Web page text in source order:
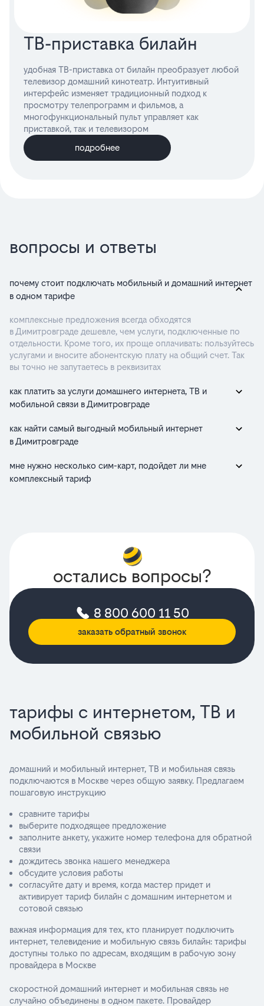
ТВ-приставка билайн
удобная ТВ-приставка от билайн преобразует любой
телевизор домашний кинотеатр. Интуитивный
интерфейс изменяет традиционный подход к
просмотру телепрограмм и фильмов, а
многофункциональный пульт управляет как
приставкой, так и телевизором
подробнее
вопросы и ответы
почему стоит подключать мобильный и домашний интернет
в одном тарифе
комплексные предложения всегда обходятся
в Димитровграде дешевле, чем услуги, подключенные по
отдельности. Кроме того, их проще оплачивать: пользуйтесь
услугами и вносите абонентскую плату на общий счет. Так
вы точно не запутаетесь в реквизитах
как платить за услуги домашнего интернета, ТВ и
мобильной связи в Димитровграде
как найти самый выгодный мобильный интернет
в Димитровграде
мне нужно несколько сим-карт, подойдет ли мне
комплексный тариф
остались вопросы?
8 800 600 11 50
заказать обратный звонок
тарифы с интернетом, ТВ и
мобильной связью
домашний и мобильный интернет, ТВ и мобильная связь
подключаются в Москве через общую заявку. Предлагаем
пошаговую инструкцию
сравните тарифы
выберите подходящее предложение
заполните анкету, укажите номер телефона для обратной
связи
дождитесь звонка нашего менеджера
обсудите условия работы
согласуйте дату и время, когда мастер придет и
активирует тариф билайн с домашним интернетом и
сотовой связью
важная информация для тех, кто планирует подключить
интернет, телевидение и мобильную связь билайн: тарифы
доступны только по адресам, входящим в рабочую зону
провайдера в Москве
скоростной домашний интернет и мобильная связь не
случайно объединены в одном пакете. Провайдер